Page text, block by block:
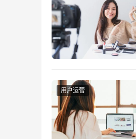
用户运营